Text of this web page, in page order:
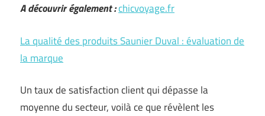
A découvrir également :chicvoyage.fr
La qualité des produits Saunier Duval : évaluation de
la marque
Un taux de satisfaction client qui dépasse la
moyenne du secteur, voilà ce que révèlent les